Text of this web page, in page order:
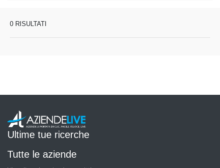
0 RISULTATI
Ultime tue ricerche
Tutte le aziende